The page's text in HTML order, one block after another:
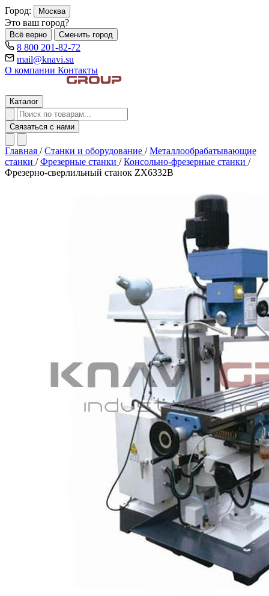
Город: Москва
Это ваш город?
Всё верно Сменить город
8 800 201-82-72
mail@knavi.su
О компании Контакты
Каталог
Связаться с нами
Главная / Станки и оборудование / Металлообрабатывающие
станки / Фрезерные станки / Консольно-фрезерные станки /
Фрезерно-сверлильный станок ZX6332B